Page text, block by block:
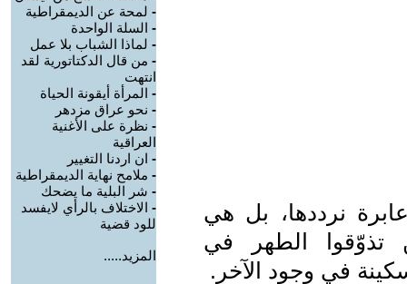
نرددها، بل هي
تذوّقوا الطهر في
في وجود الآخر.
- لمحة عن الديمقراطية
- السلة الواحدة
- لماذا الشباب بلا عمل
- من قال الدكتاتورية لقد
انتهت
- المرأة أيقونة الحياة
- نحو عراق مزدهر
- نظرة على الأغنية
العراقية
- ان اردنا التغيير
- ملامح نهاية الديمقراطية
- شر البلية ما يضحك
- الاختلاف بالرأي لايفسد
للود قضية
المزيد.....